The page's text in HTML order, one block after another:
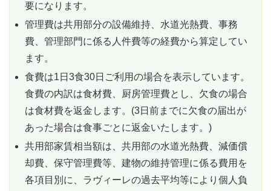
要になります。
管理費は共用部分の設備維持、水道光熱費、事務
費、管理部門に係る人件費等の経費から算定してい
ます。
食費は1日3食30日ご利用の場合を表示しています。
食費の内訳は食材費、厨房管理費とし、欠食の場合
は食材費を返金します。(3日前までに欠食の届出が
あった場合は食事ごとに返金いたします。)
共用部家賃相当額は、共用部の水道光熱費、減価償
却費、保守管理費等、建物の維持管理に係る費用を
各項目別に、ラヴィーレの過去平均等により個人負